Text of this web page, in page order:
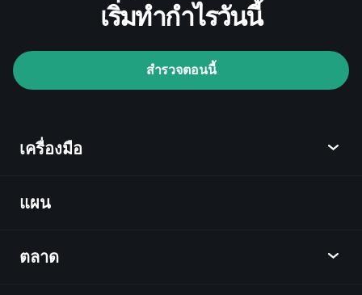
Playtrade Tournaments
โบรกเกอร์ที่แนะนำ
เริ่มทำกำไรวันนี้
สำรวจตอนนี้
เครื่องมือ
ค้นพบ
แผน
ตลาด